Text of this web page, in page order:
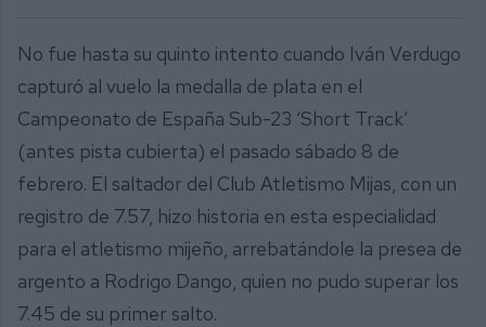
No fue hasta su quinto intento cuando Iván Verdugo
capturó al vuelo la medalla de plata en el
Campeonato de España Sub-23 ‘Short Track’
(antes pista cubierta) el pasado sábado 8 de
febrero. El saltador del Club Atletismo Mijas, con un
registro de 7.57, hizo historia en esta especialidad
para el atletismo mijeño, arrebatándole la presea de
argento a Rodrigo Dango, quien no pudo superar los
7.45 de su primer salto.